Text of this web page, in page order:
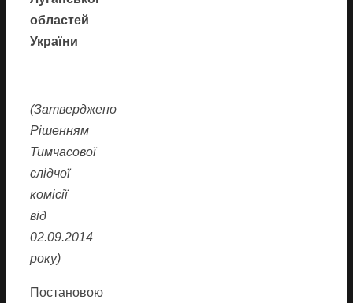
областей
України
(Затверджено
Рішенням
Тимчасової
слідчої
комісії
від
02.09.2014
року)
Постановою